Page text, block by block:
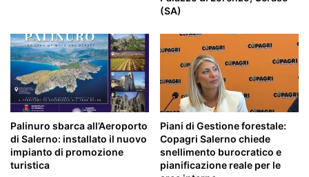
(SA)
Palinuro sbarca all’Aeroporto
di Salerno: installato il nuovo
impianto di promozione
turistica
Piani di Gestione forestale:
Copagri Salerno chiede
snellimento burocratico e
pianificazione reale per le